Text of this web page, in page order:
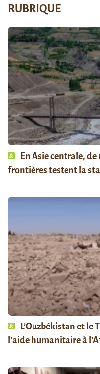
RUBRIQUE
En Asie centrale,
frontières testent la
L’Ouzbékistan et
l’aide humanitaire à